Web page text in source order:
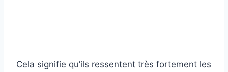
Cela signifie qu’ils ressentent très fortement les